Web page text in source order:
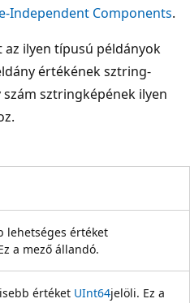
Independent Components.
ilyen típusú példányok
értékének sztring-
sztringképének ilyen
lehetséges értéket
a mező állandó.
értéket UInt64jelöli. Ez a